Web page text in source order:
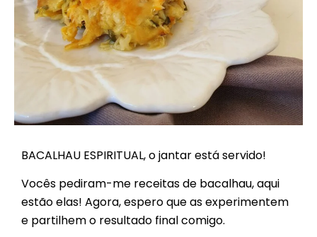
BACALHAU ESPIRITUAL, o jantar está servido!
Vocês pediram-me receitas de bacalhau, aqui
estão elas! Agora, espero que as experimentem
e partilhem o resultado final comigo.